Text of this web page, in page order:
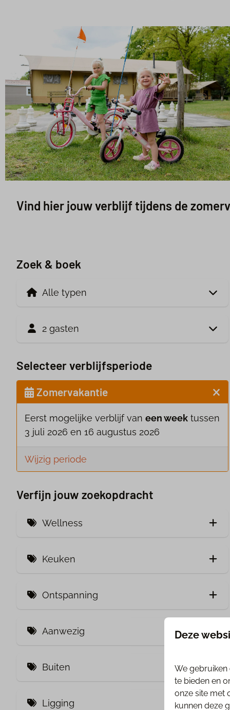
Vind hier jouw verblijf tijdens de
Zoek & boek
2 gasten
Selecteer verblijfsperiode
Zomervakantie
Eerst mogelijke verblijf vaneen week tussen
3 juli 2026 en 16 augustus 2026
Wijzig periode
Verfijn jouw zoekopdracht
Wellness
Privé Bubbelbad Buiten (1)
Hottub
Keuken
Stoomoven (1)
Diepvries (1)
Ontspanning
SmartTV (2)
Aanwezig
Climat control (1)
Huisdiervrij
Buiten
Omheinde tuin (1)
Ligging
Deze
We
te bieden en
onze site met
kunnen deze